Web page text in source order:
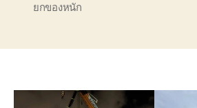
ยกของหนัก